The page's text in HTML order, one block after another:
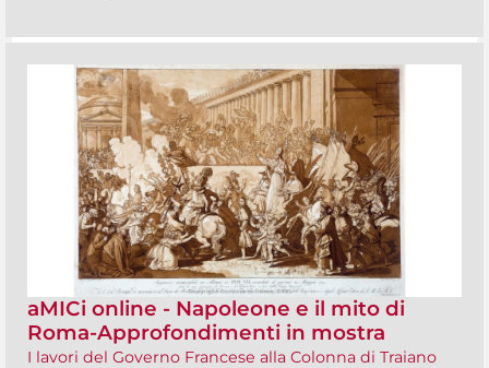
aMICi online - Napoleone e il mito di
Roma-Approfondimenti in mostra
I lavori del Governo Francese alla Colonna di Traiano